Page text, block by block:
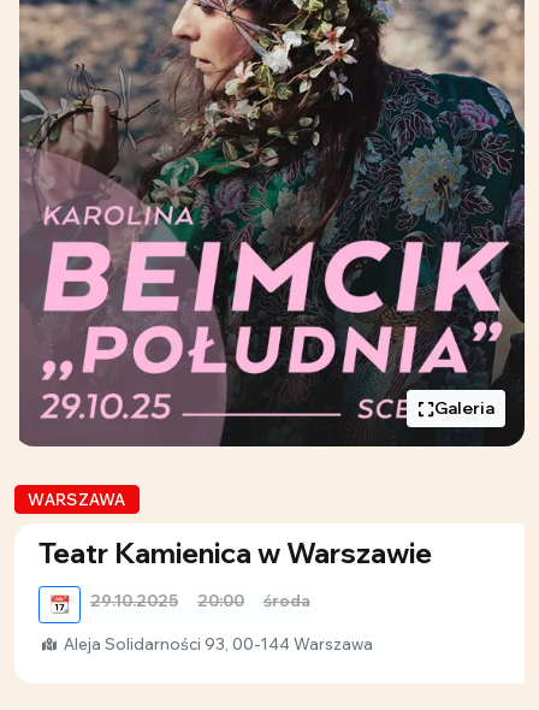
Galeria
WARSZAWA
Teatr Kamienica w Warszawie
📆 29.10.2025 20:00 środa
Aleja Solidarności 93, 00-144 Warszawa